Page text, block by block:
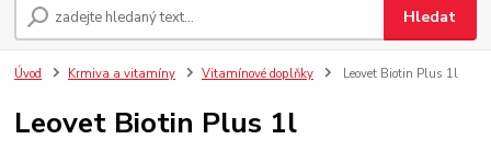
Hledat
Úvod Krmiva a vitamíny Vitamínové doplňky Leovet Biotin Plus 1l
Leovet Biotin Plus 1l